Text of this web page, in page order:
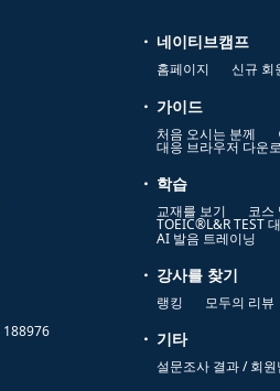
188976
네이티브캠프
홈페이지 신규 회
가이드
처음 오시는 분께
대응 브라우저 다운
학습
교재를 보기 코스
TOEIC®L&R TEST
AI 발음 트레이닝
강사를 찾기
랭킹 모두의 리뷰
기타
설문조사 결과 / 회원